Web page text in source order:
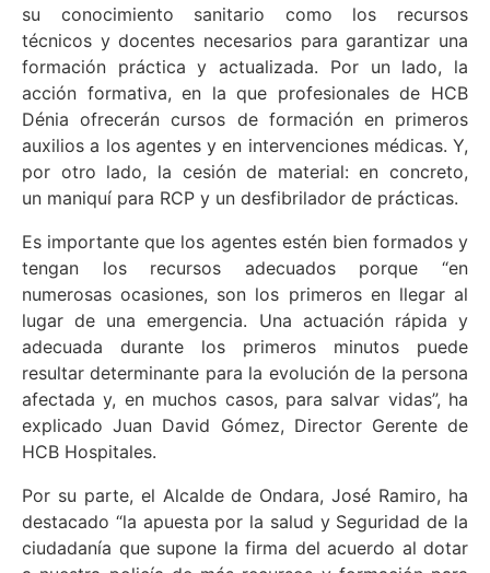
su conocimiento sanitario como los recursos
técnicos y docentes necesarios para garantizar una
formación práctica y actualizada. Por un lado, la
acción formativa, en la que profesionales de HCB
Dénia ofrecerán cursos de formación en primeros
auxilios a los agentes y en intervenciones médicas. Y,
por otro lado, la cesión de material: en concreto,
un maniquí para RCP y un desfibrilador de prácticas.
Es importante que los agentes estén bien formados y
tengan los recursos adecuados porque “en
numerosas ocasiones, son los primeros en llegar al
lugar de una emergencia. Una actuación rápida y
adecuada durante los primeros minutos puede
resultar determinante para la evolución de la persona
afectada y, en muchos casos, para salvar vidas”, ha
explicado Juan David Gómez, Director Gerente de
HCB Hospitales.
Por su parte, el Alcalde de Ondara, José Ramiro, ha
destacado “la apuesta por la salud y Seguridad de la
ciudadanía que supone la firma del acuerdo al dotar